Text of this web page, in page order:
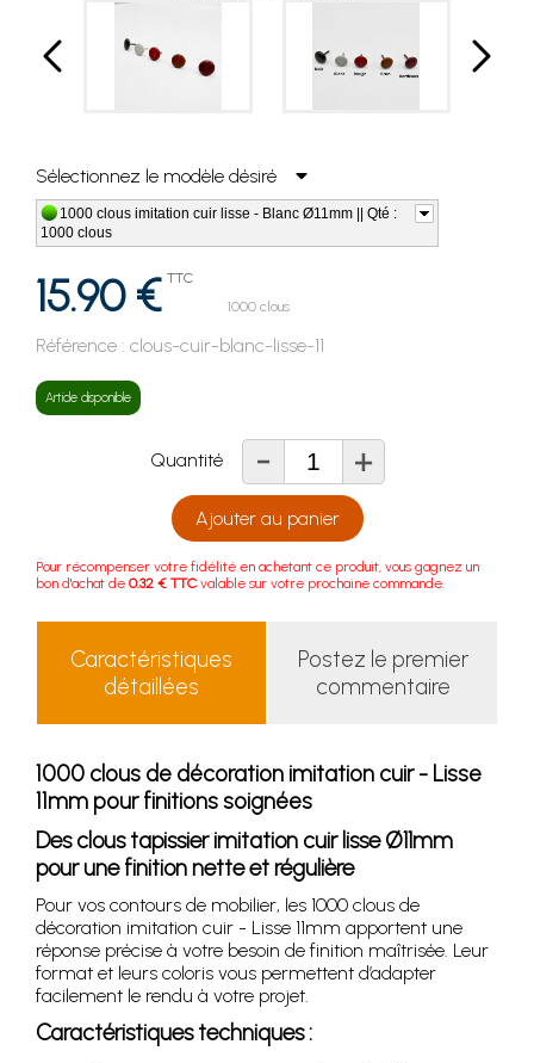
Sélectionnez le modèle désiré
1000 clous imitation cuir lisse - Blanc Ø11mm || Qté :
1000 clous
15.90 € TTC
1000 clous
Référence : clous-cuir-blanc-lisse-11
Article disponible
Quantité - +
Ajouter au panier
Pour récompenser votre fidélité en achetant ce produit, vous gagnez un
bon d'achat de 0.32 € TTC valable sur votre prochaine commande.
Caractéristiques
détaillées
Postez le premier
commentaire
1000 clous de décoration imitation cuir - Lisse
11mm pour finitions soignées
Des clous tapissier imitation cuir lisse Ø11mm
pour une finition nette et régulière
Pour vos contours de mobilier, les 1000 clous de
décoration imitation cuir - Lisse 11mm apportent une
réponse précise à votre besoin de finition maîtrisée. Leur
format et leurs coloris vous permettent d’adapter
facilement le rendu à votre projet.
Caractéristiques techniques :